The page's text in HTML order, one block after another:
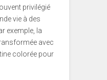
privilégié
vie à des
exemple, la
avec
colorée pour